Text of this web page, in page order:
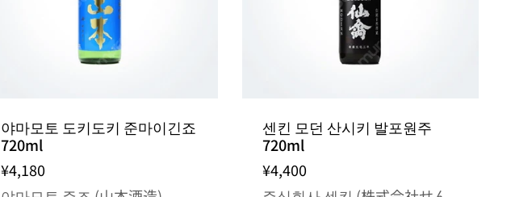
야마모토 도키도키 준마이긴죠
720ml
¥4,180
센킨 모던 산시키 발포원주
720ml
¥4,400